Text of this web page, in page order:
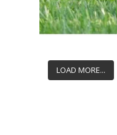
LOAD MORE...